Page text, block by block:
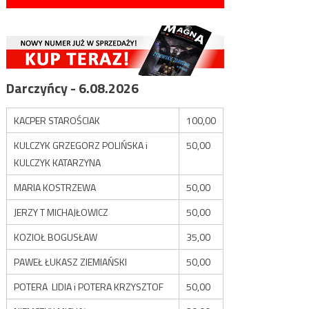
Darczyńcy - 6.08.2026
KACPER STAROŚCIAK
100,00
KULCZYK GRZEGORZ POLIŃSKA i
KULCZYK KATARZYNA
50,00
MARIA KOSTRZEWA
50,00
JERZY T MICHAJŁOWICZ
50,00
KOZIOŁ BOGUSŁAW
35,00
PAWEŁ ŁUKASZ ZIEMIAŃSKI
50,00
POTERA LIDIA i POTERA KRZYSZTOF
50,00